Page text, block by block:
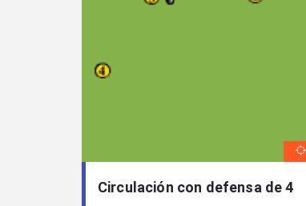
Circulación con defensa de 4